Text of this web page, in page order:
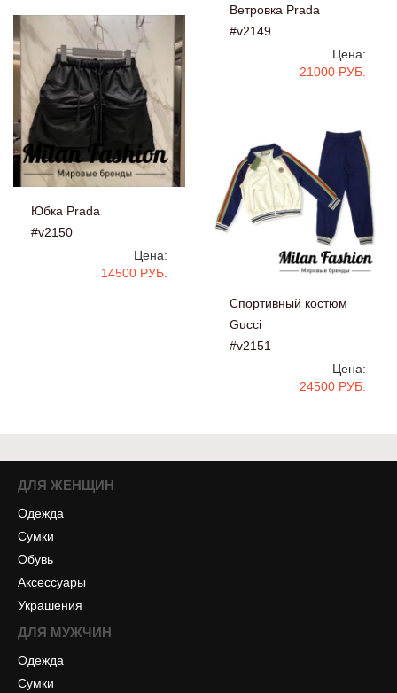
Ветровка Prada
#v2149
Цена:
21000 РУБ.
Юбка Prada
#v2150
Цена:
14500 РУБ.
Спортивный костюм
Gucci
#v2151
Цена:
24500 РУБ.
ДЛЯ ЖЕНЩИН
Одежда
Сумки
Обувь
Аксессуары
Украшения
ДЛЯ МУЖЧИН
Одежда
Сумки